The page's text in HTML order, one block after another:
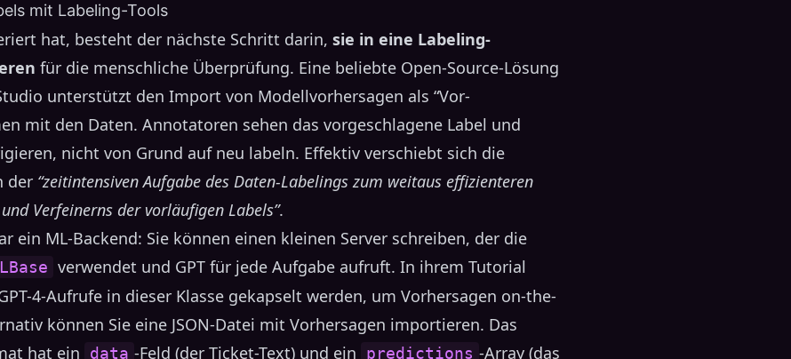
mit Labeling-Tools
hat, besteht der nächste Schritt darin, sie in eine Labeling-
für die menschliche Überprüfung. Eine beliebte Open-Source-Lösung
unterstützt den Import von Modellvorhersagen als “Vor-
mit den Daten. Annotatoren sehen das vorgeschlagene Label und
nicht von Grund auf neu labeln. Effektiv verschiebt sich die
der “zeitintensiven Aufgabe des Daten-Labelings zum weitaus effizienteren
Verfeinerns der vorläufigen Labels”.
ein ML-Backend: Sie können einen kleinen Server schreiben, der die
verwendet und GPT für jede Aufgabe aufruft. In ihrem Tutorial
4-Aufrufe in dieser Klasse gekapselt werden, um Vorhersagen on-the-
können Sie eine JSON-Datei mit Vorhersagen importieren. Das
hat ein
data -Feld (der Ticket-Text) und ein predictions -Array (das